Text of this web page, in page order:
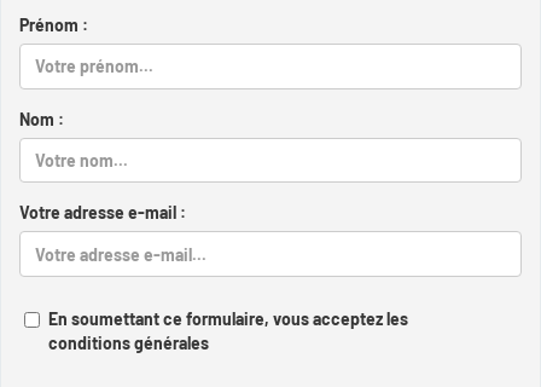
Prénom :
Nom :
Votre adresse e-mail :
En soumettant ce formulaire, vous acceptez les
conditions générales